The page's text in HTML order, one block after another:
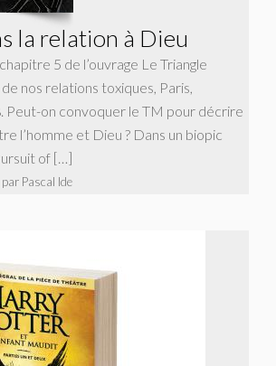
la relation à Dieu
5 de l’ouvrage Le Triangle
nos relations toxiques, Paris,
Peut-on convoquer le TM pour décrire
l’homme et Dieu ? Dans un biopic
of […]
par Pascal Ide